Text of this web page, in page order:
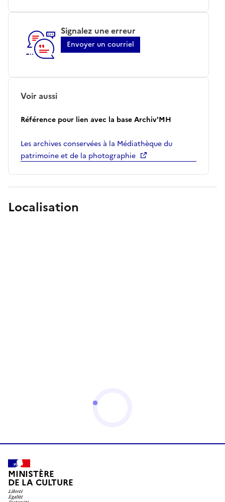
Signalez une erreur
Envoyer un courriel
Voir aussi
Référence pour lien avec la base Archiv'MH
Les archives conservées à la Médiathèque du
patrimoine et de la photographie
Localisation
MINISTÈRE
DE LA CULTURE